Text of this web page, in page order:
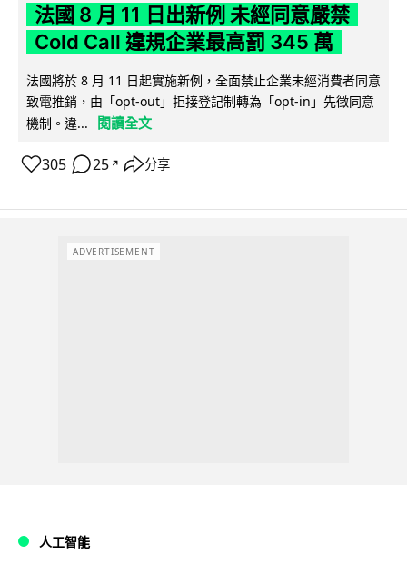
法國 8 月 11 日出新例 未經同意嚴禁
Cold Call 違規企業最高罰 345 萬
法國將於 8 月 11 日起實施新例，全面禁止企業未經消費者同意
致電推銷，由「opt-out」拒接登記制轉為「opt-in」先徵同意
機制。違...
閱讀全文
305 25 ↗ 分享
ADVERTISEMENT
人工智能